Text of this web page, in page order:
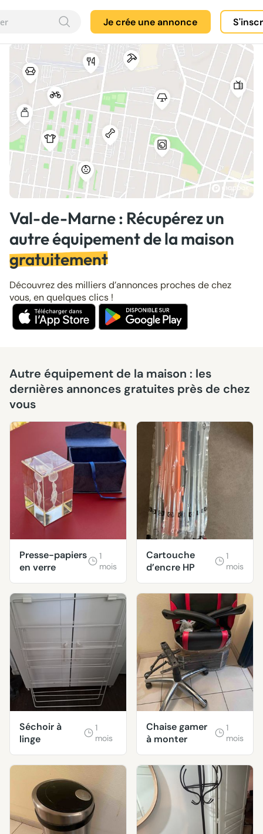
Je crée une annonce
Val-de-Marne : Récupérez un
autre équipement de la maison
gratuitement
Découvrez des milliers d’annonces proches de chez
vous, en quelques clics !
Autre équipement de la maison : les
dernières annonces gratuites près de chez
vous
Presse-papiers
en verre
1
mois
Cartouche
d’encre HP
1
mois
Séchoir à
linge
1
mois
Chaise gamer
à monter
1
mois